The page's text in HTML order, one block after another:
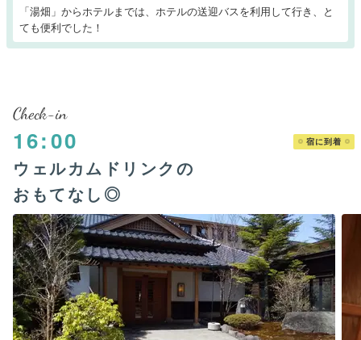
「湯畑」からホテルまでは、ホテルの送迎バスを利用して行き、と
ても便利でした！
Check-in
16:00 宿に到着
ウェルカムドリンクの
おもてなし◎